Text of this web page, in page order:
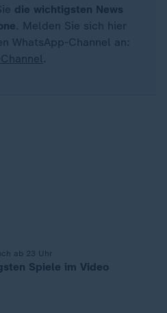
die wichtigsten News
. Melden Sie sich hier
WhatsApp-Channel an:
.
ab 23 Uhr
Spiele im Video